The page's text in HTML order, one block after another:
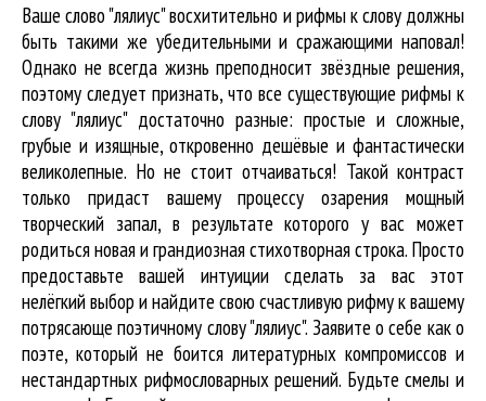
Ваше слово "лялиус" восхитительно и рифмы к слову должны
быть такими же убедительными и сражающими наповал!
Однако не всегда жизнь преподносит звёздные решения,
поэтому следует признать, что все существующие рифмы к
слову "лялиус" достаточно разные: простые и сложные,
грубые и изящные, откровенно дешёвые и фантастически
великолепные. Но не стоит отчаиваться! Такой контраст
только придаст вашему процессу озарения мощный
творческий запал, в результате которого у вас может
родиться новая и грандиозная стихотворная строка. Просто
предоставьте вашей интуиции сделать за вас этот
нелёгкий выбор и найдите свою счастливую рифму к вашему
потрясающе поэтичному слову "лялиус". Заявите о себе как о
поэте, который не боится литературных компромиссов и
нестандартных рифмословарных решений. Будьте смелы и